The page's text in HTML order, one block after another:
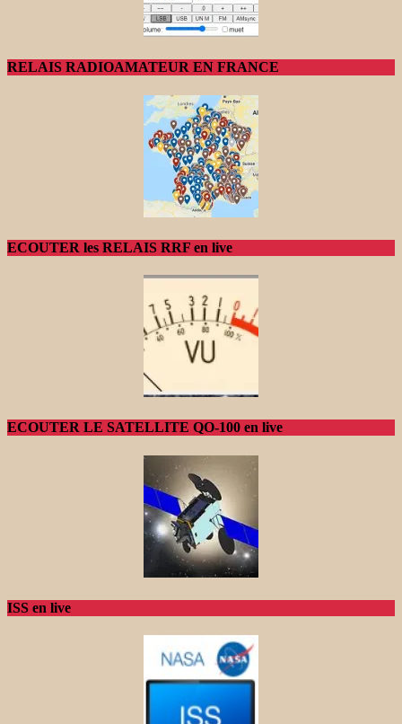
RELAIS RADIOAMATEUR EN FRANCE
ECOUTER les RELAIS RRF en live
ECOUTER LE SATELLITE QO-100 en live
ISS en live